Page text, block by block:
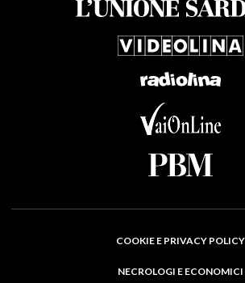
COOKIE E PRIVACY POLICY
NECROLOGI E ECONOMICI